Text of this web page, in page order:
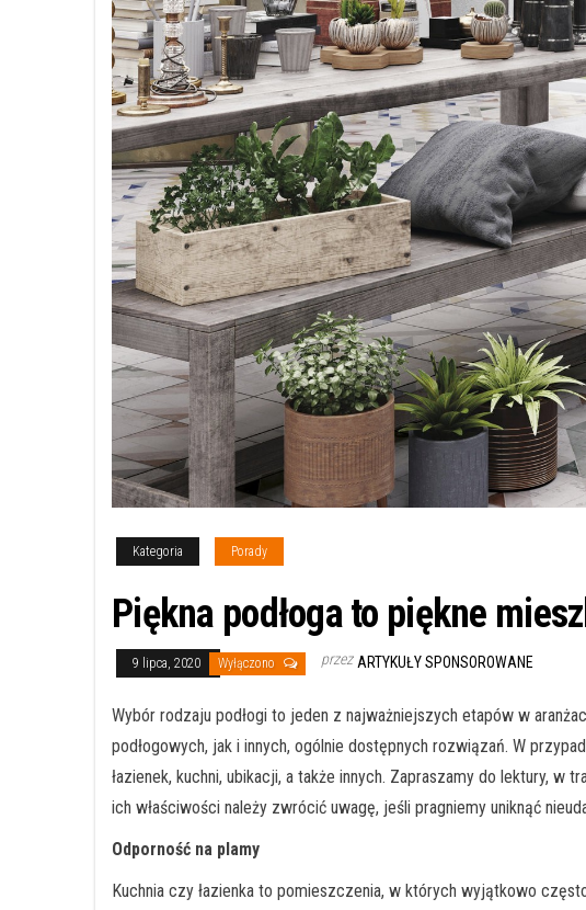
Kategoria Porady
Piękna podłoga to piękne
9 lipca, 2020 Wyłączono przez ARTYKUŁY SPONSOROWANE
Wybór rodzaju podłogi to jeden z najważniejszych etapów w
podłogowych, jak i innych, ogólnie dostępnych rozwiązań. W
łazienek, kuchni, ubikacji, a także innych. Zapraszamy do lektury,
ich właściwości należy zwrócić uwagę, jeśli pragniemy uniknąć
Odporność na plamy
Kuchnia czy łazienka to pomieszczenia, w których wyjątkowo